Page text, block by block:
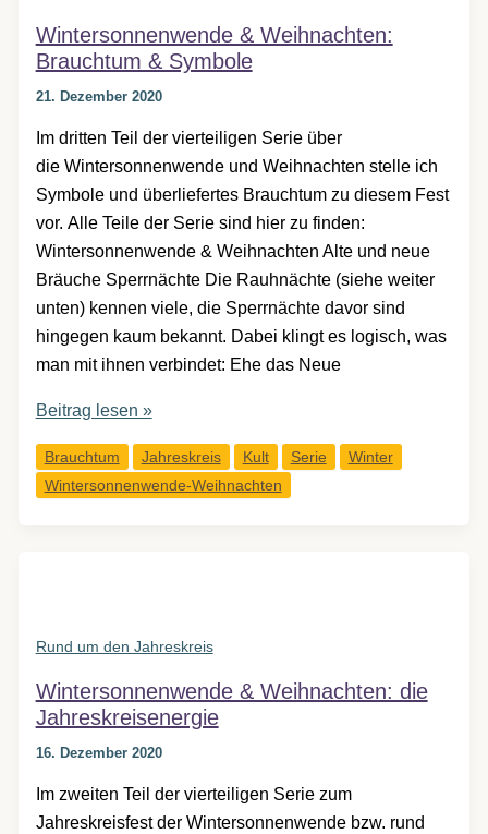
Wintersonnenwende & Weihnachten:
Brauchtum & Symbole
21. Dezember 2020
Im dritten Teil der vierteiligen Serie über
die Wintersonnenwende und Weihnachten stelle ich
Symbole und überliefertes Brauchtum zu diesem Fest
vor. Alle Teile der Serie sind hier zu finden:
Wintersonnenwende & Weihnachten Alte und neue
Bräuche Sperrnächte Die Rauhnächte (siehe weiter
unten) kennen viele, die Sperrnächte davor sind
hingegen kaum bekannt. Dabei klingt es logisch, was
man mit ihnen verbindet: Ehe das Neue
Wintersonnenwende
Weihnachten:
Brauchtum
Beitrag lesen »
Brauchtum Jahreskreis Kult Serie
Winter
Wintersonnenwende-Weihnachten
Rund um den Jahreskreis
Wintersonnenwende & Weihnachten: die
Jahreskreisenergie
16. Dezember 2020
Im zweiten Teil der vierteiligen Serie zum
Jahreskreisfest der Wintersonnenwende bzw. rund